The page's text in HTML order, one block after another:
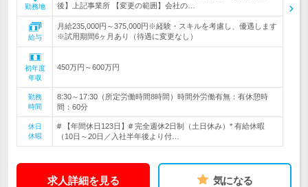
勤務地
後】上記事業所 【変更の範囲】会社の…
給与
月給235,000円～375,000円※経験・スキルを考慮し、優遇します
※試用期間6ヶ月あり（待遇に変更なし）
初年度
年収
450万円～600万円
勤務
時間
8:30～17:30（所定労働時間8時間）時間外労働有無：有休憩時
間：60分
休日
休暇
# 【年間休日123日】# 完全週休2日制（土日休み）* 有給休暇
（10日～20日／入社半年後より付…
求人詳細を見る 気になる